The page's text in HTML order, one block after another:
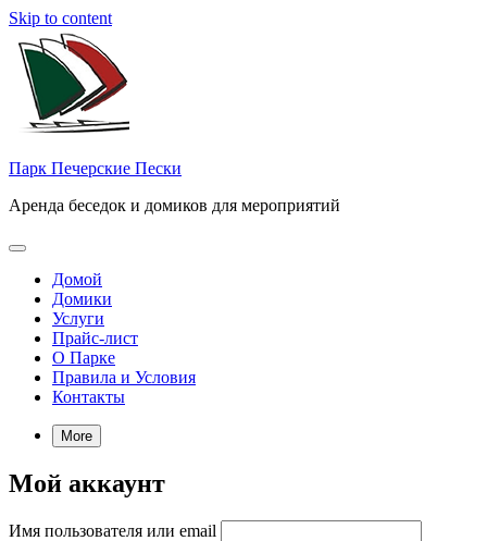
Skip to content
Парк Печерские Пески
Аренда беседок и домиков для мероприятий
Домой
Домики
Услуги
Прайс-лист
О Парке
Правила и Условия
Контакты
More
Мой аккаунт
Имя пользователя или email